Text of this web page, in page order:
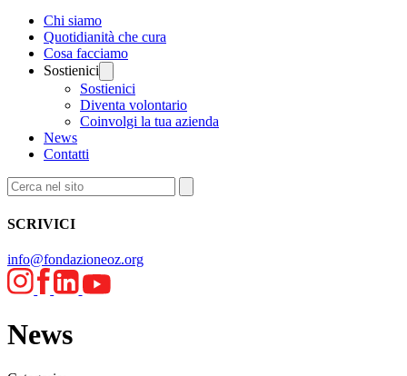
Chi siamo
Quotidianità che cura
Cosa facciamo
Sostienici
Sostienici
Diventa volontario
Coinvolgi la tua azienda
News
Contatti
SCRIVICI
info@fondazioneoz.org
News